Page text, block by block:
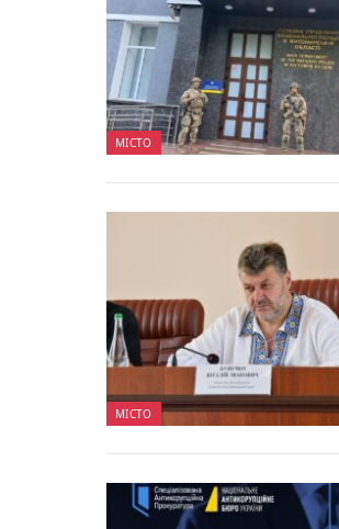
МІСТО
МІСТО